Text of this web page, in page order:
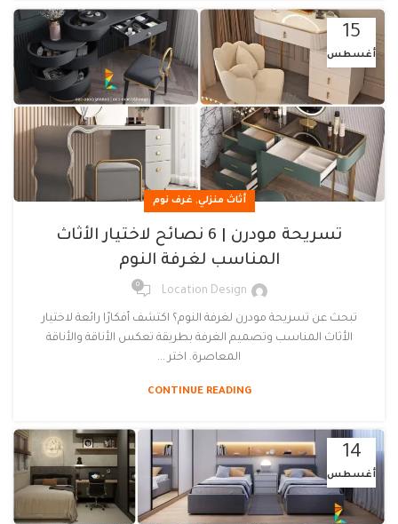
15
أغسطس
أثاث منزلي, غرف نوم
تسريحة مودرن | 6 نصائح لاختيار الأثاث
المناسب لغرفة النوم
Location Design
0
تبحث عن تسريحة مودرن لغرفة النوم؟ اكتشف أفكارًا رائعة لاختيار
الأثاث المناسب وتصميم الغرفة بطريقة تعكس الأناقة والأناقة
المعاصرة. اختر ...
CONTINUE READING
14
أغسطس